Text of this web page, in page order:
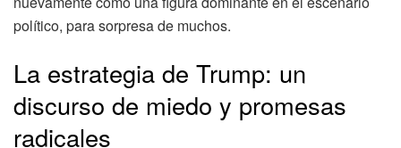
político, para sorpresa de muchos.
La estrategia de Trump: un
discurso de miedo y promesas
radicales